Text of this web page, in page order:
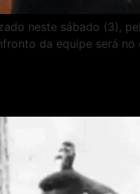
neste sábado (3),
da equipe será no